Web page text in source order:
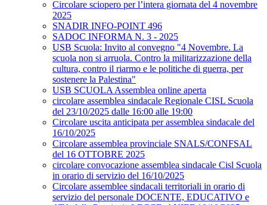
Circolare sciopero per l’intera giornata del 4 novembre
2025
SNADIR INFO-POINT 496
SADOC INFORMA N. 3 - 2025
USB Scuola: Invito al convegno "4 Novembre. La
scuola non si arruola. Contro la militarizzazione della
cultura, contro il riarmo e le politiche di guerra, per
sostenere la Palestina"
USB SCUOLA Assemblea online aperta
circolare assemblea sindacale Regionale CISL Scuola
del 23/10/2025 dalle 16:00 alle 19:00
Circolare uscita anticipata per assemblea sindacale del
16/10/2025
Circolare assemblea provinciale SNALS/CONFSAL
del 16 OTTOBRE 2025
circolare convocazione assemblea sindacale Cisl Scuola
in orario di servizio del 16/10/2025
Circolare assemblee sindacali territoriali in orario di
servizio del personale DOCENTE, EDUCATIVO e